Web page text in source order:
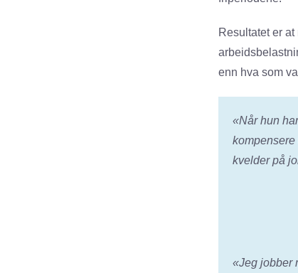
Resultatet er
enn hva som
«Når hun
kvelder på
«Jeg jobber